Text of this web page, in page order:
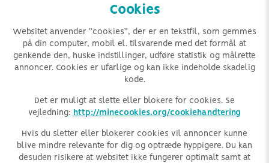
Cookies
Websitet anvender ”cookies”, der er en tekstfil, som gemmes
på din computer, mobil el. tilsvarende med det formål at
genkende den, huske indstillinger, udføre statistik og målrette
annoncer. Cookies er ufarlige og kan ikke indeholde skadelig
kode.
Det er muligt at slette eller blokere for cookies. Se
vejledning: http://minecookies.org/cookiehandtering
Hvis du sletter eller blokerer cookies vil annoncer kunne
blive mindre relevante for dig og optræde hyppigere. Du kan
desuden risikere at websitet ikke fungerer optimalt samt at